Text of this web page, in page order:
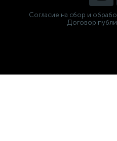
Согласие на сбор и
Договор